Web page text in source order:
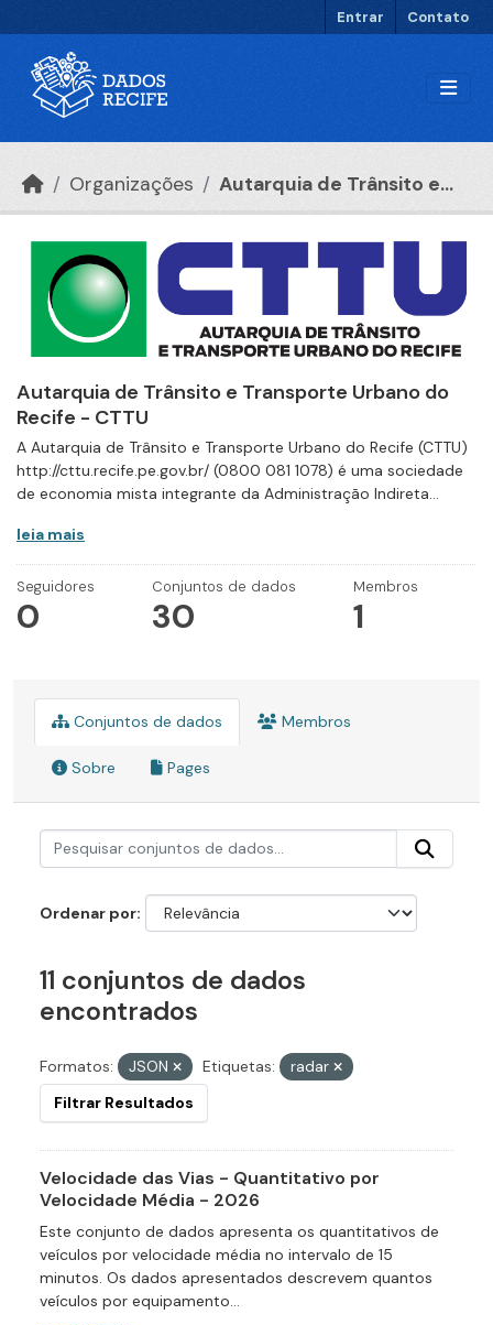
Entrar Contato
Organizações Autarquia de Trânsito e...
Autarquia de Trânsito e Transporte Urbano do
Recife - CTTU
A Autarquia de Trânsito e Transporte Urbano do Recife (CTTU)
http://cttu.recife.pe.gov.br/ (0800 081 1078) é uma sociedade
de economia mista integrante da Administração Indireta...
leia mais
Seguidores
0
Conjuntos de dados
30
Membros
1
Conjuntos de dados Membros
Sobre Pages
Ordenar por
11 conjuntos de dados
encontrados
Formatos: JSON Etiquetas:
radar
Filtrar Resultados
Velocidade das Vias - Quantitativo por
Velocidade Média - 2026
Este conjunto de dados apresenta os quantitativos de
veículos por velocidade média no intervalo de 15
minutos. Os dados apresentados descrevem quantos
veículos por equipamento...